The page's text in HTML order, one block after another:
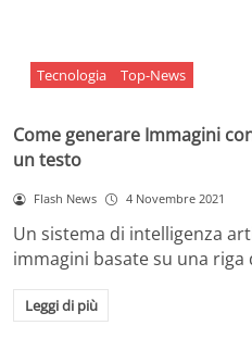
Tecnologia Top-News
Come generare Immagini
un testo
Flash News 4 Novembre 2021
Un sistema di intelligenza
immagini basate su una
Leggi di più